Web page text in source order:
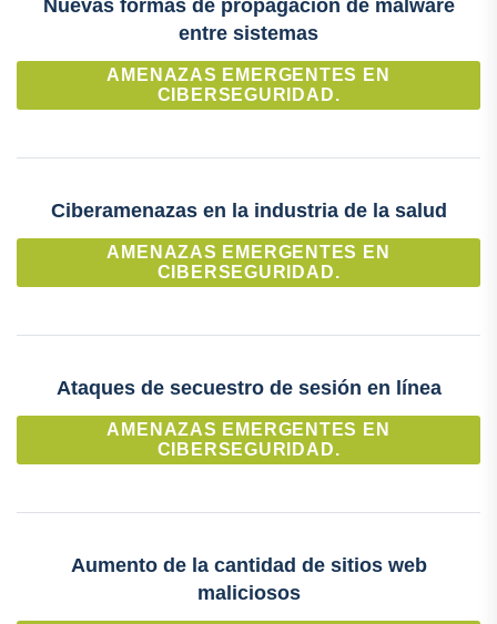
Nuevas formas de propagación de malware
entre sistemas
AMENAZAS EMERGENTES EN
CIBERSEGURIDAD.
Ciberamenazas en la industria de la salud
AMENAZAS EMERGENTES EN
CIBERSEGURIDAD.
Ataques de secuestro de sesión en línea
AMENAZAS EMERGENTES EN
CIBERSEGURIDAD.
Aumento de la cantidad de sitios web
maliciosos